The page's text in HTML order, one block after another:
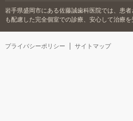
岩手県盛岡市にある佐藤誠歯科医院では、 患者
も配慮した完全個室での診療、安心して治療
プライバシーポリシー サイトマップ